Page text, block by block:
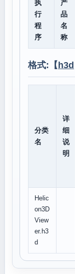
执
行
程
序
产
品
名
称
格式:【 h3d
分类
名
详
细
说
明
Helic
on3D
View
er.h3
d